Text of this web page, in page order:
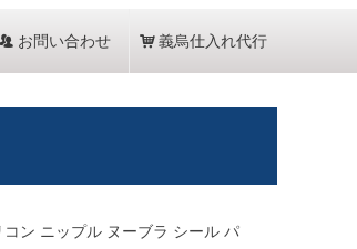
뀡 お問い合わせ 낙 義烏仕入れ代行
ン ニップル ヌーブラ シール パ